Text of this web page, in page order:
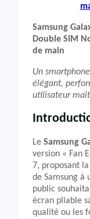
Samsung
Double SIM
de main
Un
élégant,
utilisateur
Le Samsung
version « Fan
7, proposant
de Samsung à
public
écran pliable
qualité ou les